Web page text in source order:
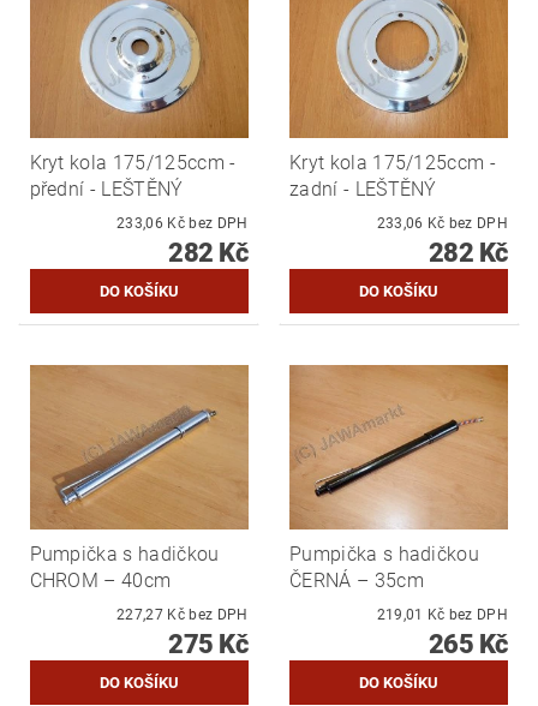
Kryt kola 175/125ccm -
přední - LEŠTĚNÝ
233,06 Kč bez DPH
282 Kč
Kryt kola 175/125ccm -
zadní - LEŠTĚNÝ
233,06 Kč bez DPH
282 Kč
Pumpička s hadičkou
CHROM – 40cm
227,27 Kč bez DPH
275 Kč
Pumpička s hadičkou
ČERNÁ – 35cm
219,01 Kč bez DPH
265 Kč